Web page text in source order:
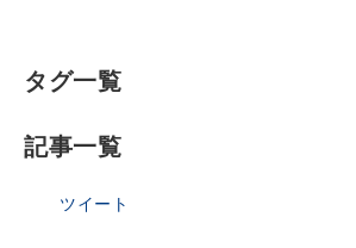
タグ一覧
記事一覧
ツイート